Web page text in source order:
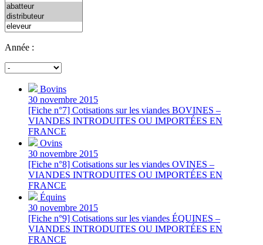
Année :
Bovins
30 novembre 2015
[Fiche n°7] Cotisations sur les viandes BOVINES –
VIANDES INTRODUITES OU IMPORTÉES EN
FRANCE
Ovins
30 novembre 2015
[Fiche n°8] Cotisations sur les viandes OVINES –
VIANDES INTRODUITES OU IMPORTÉES EN
FRANCE
Équins
30 novembre 2015
[Fiche n°9] Cotisations sur les viandes ÉQUINES –
VIANDES INTRODUITES OU IMPORTÉES EN
FRANCE